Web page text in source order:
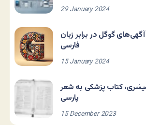
29 January 2024
گوگل در برابر زبان
فارسی
15 January 2024
کتاب پزشکی به شعر
پارسی
15 December 2023